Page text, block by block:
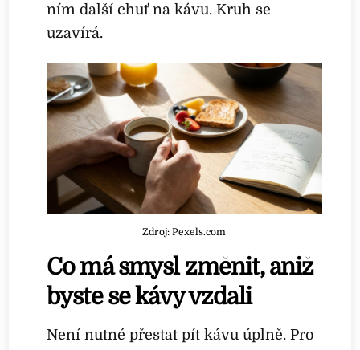
ním další chuť na kávu. Kruh se
uzavírá.
Zdroj: Pexels.com
Co má smysl změnit, aniž
byste se kávy vzdali
Není nutné přestat pít kávu úplně. Pro